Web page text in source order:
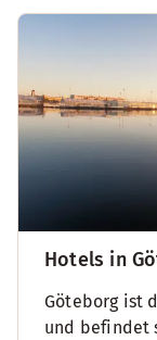
Hotels in
Göteborg ist
und befindet